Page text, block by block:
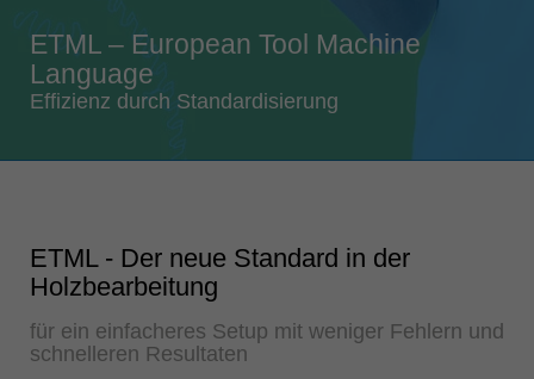
english
Slovenija
Suomi
english
Türkiye
türkçe
ETML – European Tool Machine
Language
Effizienz durch Standardisierung
ETML - Der neue Standard in der
Holzbearbeitung
für ein einfacheres Setup mit weniger Fehlern und
schnelleren Resultaten